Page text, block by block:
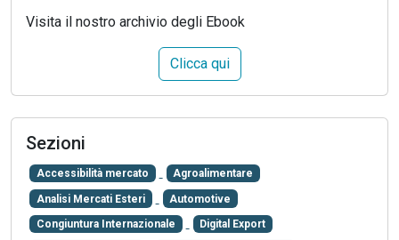
Visita il nostro archivio degli Ebook
Clicca qui
Sezioni
Accessibilità mercato Agroalimentare
Analisi Mercati Esteri Automotive
Congiuntura Internazionale Digital Export